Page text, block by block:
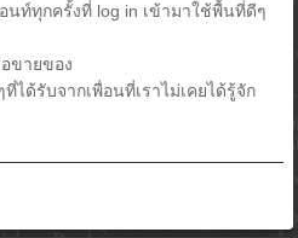
ท์ทุกครั้งที่ log in เข้ามาใช้พื้นที่ดีๆ
ขายของ
ด้รับจากเพื่อนที่เราไม่เคยได้รู้จัก